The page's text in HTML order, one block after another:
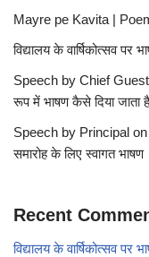
Mayre pe Kavita |
विद्यालय के वार्षिकोत्सव
Speech by Chief Guest
रूप में भाषण कैसे दिया जाता है
Speech by Principal on
समारोह के लिए स्वागत भाषण
Recent
विद्यालय के वार्षिकोत्सव